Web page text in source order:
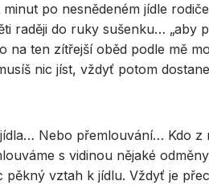
po nesnědeném jídle
raději do ruky sušenku… „aby
na ten zítřejší oběd podle mě
nic jíst, vždyť potom
Nebo přemlouvání… Kdo z
s vidinou nějaké
vztah k jídlu. Vždyť je